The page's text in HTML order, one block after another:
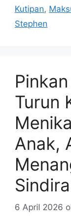
Kutipan,
Stephen
Turun
Anak,
6 April 2026